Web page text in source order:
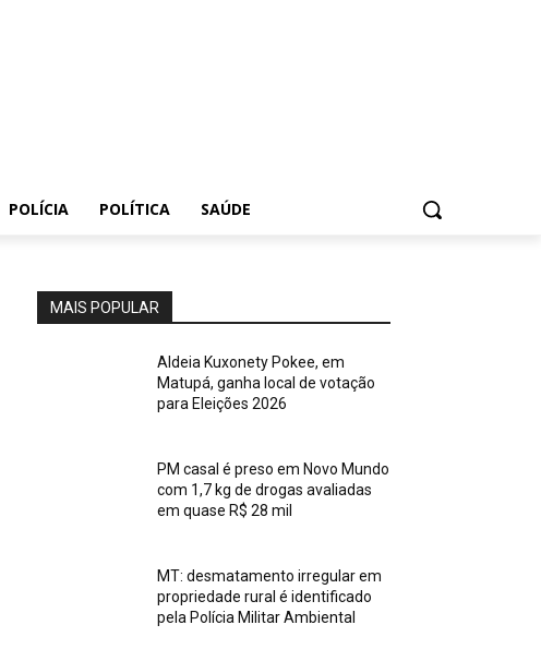
POLÍCIA POLÍTICA SAÚDE
MAIS POPULAR
Aldeia Kuxonety Pokee, em
Matupá, ganha local de votação
para Eleições 2026
PM casal é preso em Novo Mundo
com 1,7 kg de drogas avaliadas
em quase R$ 28 mil
MT: desmatamento irregular em
propriedade rural é identificado
pela Polícia Militar Ambiental